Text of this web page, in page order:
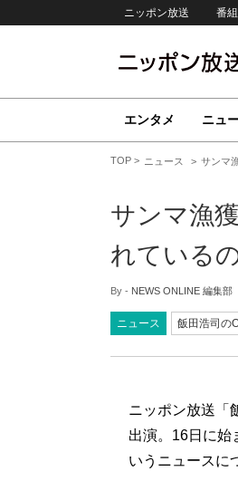
ニッポン放送 番
エンタメ ニュ
TOP ニュース サンマ
サンマ漁
れている
By - NEWS ONLINE 編集部
ニュース 飯田浩司の
ニッポン放送「
出演。16日に始
いうニュースに